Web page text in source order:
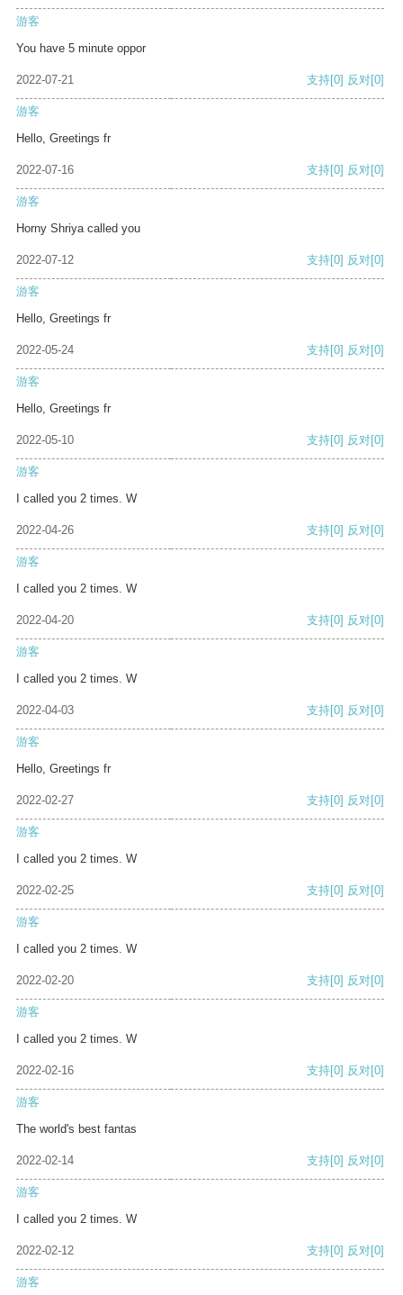
游客
You have 5 minute oppor
2022-07-21 支持[0] 反对[0]
游客
Hello, Greetings fr
2022-07-16 支持[0] 反对[0]
游客
Horny Shriya called you
2022-07-12 支持[0] 反对[0]
游客
Hello, Greetings fr
2022-05-24 支持[0] 反对[0]
游客
Hello, Greetings fr
2022-05-10 支持[0] 反对[0]
游客
I called you 2 times. W
2022-04-26 支持[0] 反对[0]
游客
I called you 2 times. W
2022-04-20 支持[0] 反对[0]
游客
I called you 2 times. W
2022-04-03 支持[0] 反对[0]
游客
Hello, Greetings fr
2022-02-27 支持[0] 反对[0]
游客
I called you 2 times. W
2022-02-25 支持[0] 反对[0]
游客
I called you 2 times. W
2022-02-20 支持[0] 反对[0]
游客
I called you 2 times. W
2022-02-16 支持[0] 反对[0]
游客
The world's best fantas
2022-02-14 支持[0] 反对[0]
游客
I called you 2 times. W
2022-02-12 支持[0] 反对[0]
游客